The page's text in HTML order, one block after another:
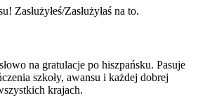
Zasłużyłeś/Zasłużyłaś na to.
na gratulacje po hiszpańsku. Pasuje
szkoły, awansu i każdej dobrej
krajach.